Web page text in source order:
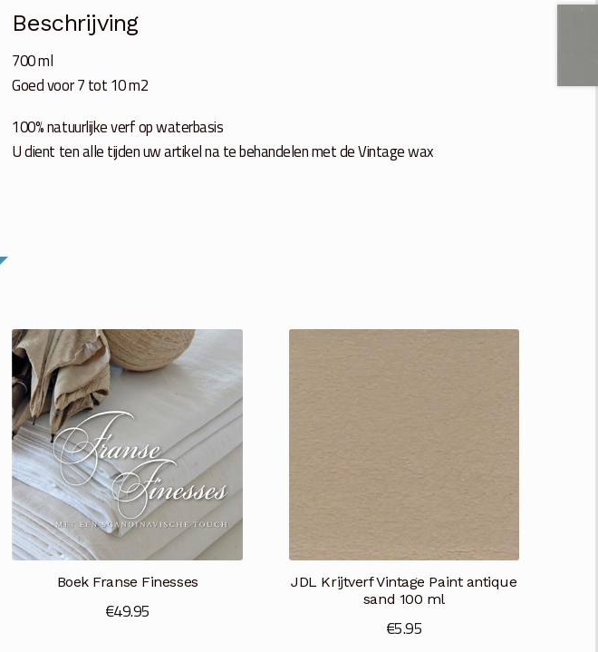
Beschrijving
700 ml
Goed voor 7 tot 10 m2
100% natuurlijke verf op waterbasis
U dient ten alle tijden uw artikel na te behandelen met de Vintage wax
Boek Franse Finesses
€49.95
JDL Krijtverf Vintage Paint antique
sand 100 ml
€5.95